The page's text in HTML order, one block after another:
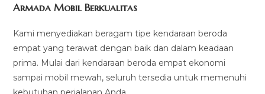
Armada Mobil Berkualitas
Kami menyediakan beragam tipe kendaraan beroda
empat yang terawat dengan baik dan dalam keadaan
prima. Mulai dari kendaraan beroda empat ekonomi
sampai mobil mewah, seluruh tersedia untuk memenuhi